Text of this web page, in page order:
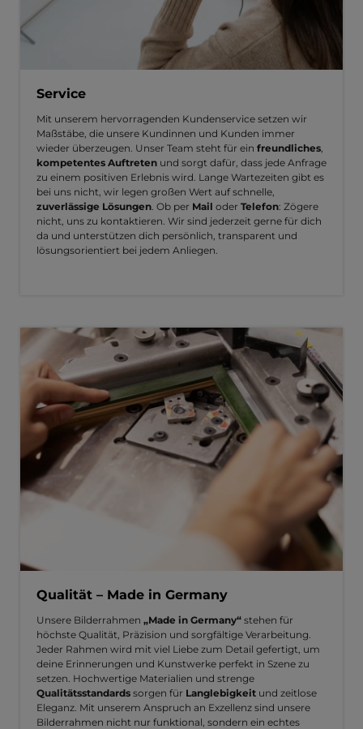
Service
Mit unserem hervorragenden Kundenservice setzen wir
Maßstäbe, die unsere Kundinnen und Kunden immer
wieder überzeugen. Unser Team steht für ein freundliches,
kompetentes Auftreten und sorgt dafür, dass jede Anfrage
zu einem positiven Erlebnis wird. Lange Wartezeiten gibt es
bei uns nicht, wir legen großen Wert auf schnelle,
zuverlässige Lösungen. Ob per Mail oder Telefon: Zögere
nicht, uns zu kontaktieren. Wir sind jederzeit gerne für dich
da und unterstützen dich persönlich, transparent und
lösungsorientiert bei jedem Anliegen.
Qualität – Made in Germany
Unsere Bilderrahmen „Made in Germany“ stehen für
höchste Qualität, Präzision und sorgfältige Verarbeitung.
Jeder Rahmen wird mit viel Liebe zum Detail gefertigt, um
deine Erinnerungen und Kunstwerke perfekt in Szene zu
setzen. Hochwertige Materialien und strenge
Qualitätsstandards sorgen für Langlebigkeit und zeitlose
Eleganz. Mit unserem Anspruch an Exzellenz sind unsere
Bilderrahmen nicht nur funktional, sondern ein echtes